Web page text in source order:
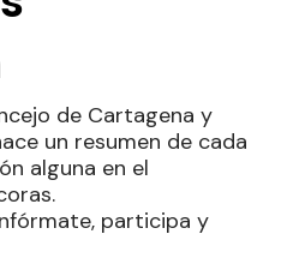
de Cartagena y
un resumen de cada
alguna en el
participa y